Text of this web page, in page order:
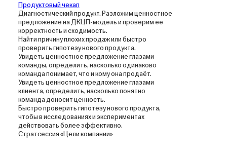
Продуктовый чекап
Диагностический продукт. Разложим ценностное
предложение на ДКЦП-модель и проверим её
корректность и сходимость.
Найти причину плохих продаж или быстро
проверить гипотезу нового продукта.
Увидеть ценностное предложение глазами
команды, определить, насколько одинаково
команда понимает, что и кому она продаёт.
Увидеть ценностное предложение глазами
клиента, определить, насколько понятно
команда доносит ценность.
Быстро проверить гипотезу нового продукта,
чтобы в исследованиях и экспериментах
действовать более эффективно.
Стратсессия «Цели компании»